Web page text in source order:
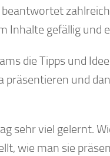
Inhalte gefällig und
die Tipps und
präsentieren und
sehr viel gelernt.
wie man sie